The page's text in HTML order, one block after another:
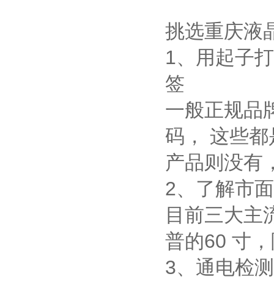
挑选重庆液
1、用起子
签
一般正规品
码， 这些
产品则没有
2、了解市
目前三大主
普的60 寸
3、通电检